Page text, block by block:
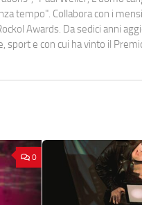
tempo". Collabora con i
Awards. Da sedici anni
sport e con cui ha vinto il
0